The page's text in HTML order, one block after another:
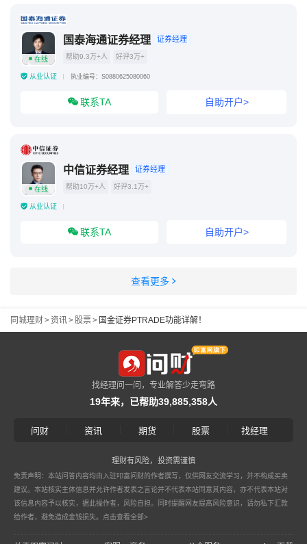
在线
国泰海通证券经理 证券经理
帮助9.3万+人 好评3万+
从业认证 执业编号：S0880625080060
联系TA 自助开户>
在线
中信证券经理 证券经理
帮助10万+人 好评3.1万+
从业认证
联系TA 自助开户>
查看更多
同城理财>资讯>股票> 国金证券PTRADE功能详解！
找经理问一问，专业解答少走弯路
19年来，已帮助39,885,358人
问财 资讯 期货 股票 找经理
理财有风险，投资需谨慎
免责声明：本站问答内容均由入驻叩富问财的作者撰写，仅供网友交流学习，并不构成买卖
建议。本站核实主体信息并允许作者发表之言论并不代表本站同意其内容，亦不代表本站对
该信息内容予以核实，据此操作者，风险自担。同时提醒网友提高风险意识，请勿私下汇款
给作者，避免造成金钱损失。 点击查看全部>